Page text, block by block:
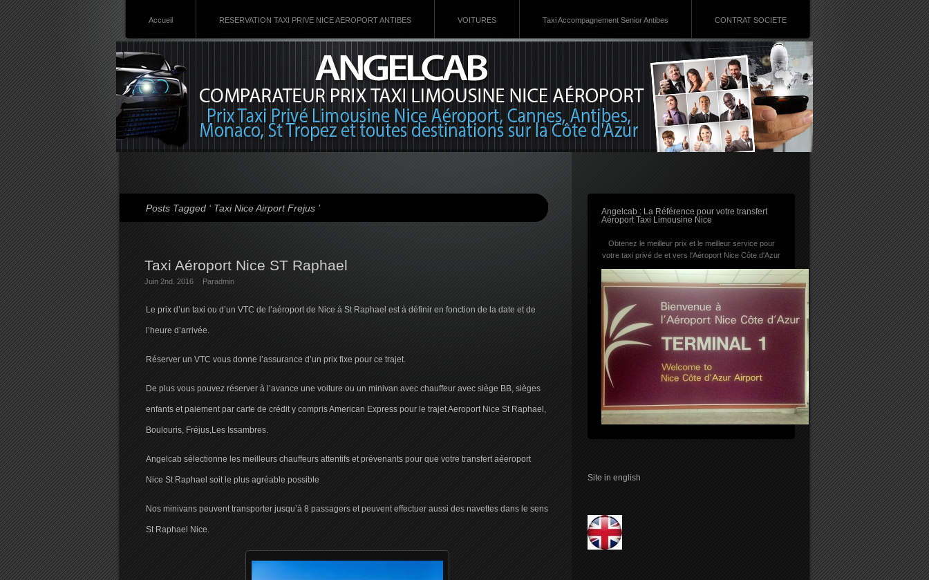
Accueil RESERVATION TAXI PRIVE NICE AEROPORT ANTIBES VOITURES Taxi Accompagnement Senior Antibes CONTRAT SOCIETE
RSS
Posts Tagged ‘ Taxi Nice Airport Frejus ’
Taxi Aéroport Nice ST Raphael
Juin 2nd. 2016 Paradmin
Le prix d’un taxi ou d’un VTC de l’aéroport de Nice à St Raphael est à définir en fonction de la date et de
l’heure d’arrivée.
Réserver un VTC vous donne l’assurance d’un prix fixe pour ce trajet.
De plus vous pouvez réserver à l’avance une voiture ou un minivan avec chauffeur avec siège BB, sièges
enfants et paiement par carte de crédit y compris American Express pour le trajet Aeroport Nice St Raphael,
Boulouris, Fréjus,Les Issambres.
Angelcab sélectionne les meilleurs chauffeurs attentifs et prévenants pour que votre transfert aéeroport
Nice St Raphael soit le plus agréable possible
Nos minivans peuvent transporter jusqu’à 8 passagers et peuvent effectuer aussi des navettes dans le sens
St Raphael Nice.
Angelcab : La Référence pour votre transfert
Aéroport Taxi Limousine Nice
Obtenez le meilleur prix et le meilleur service pour
votre taxi privé de et vers l'Aéroport Nice Côte d'Azur
Site in english